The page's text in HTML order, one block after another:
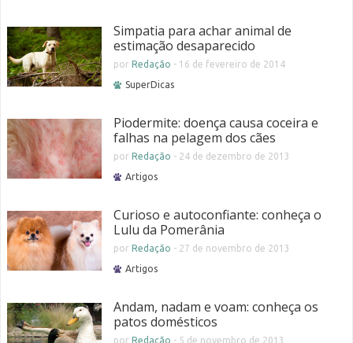
Simpatia para achar animal de
estimação desaparecido
por Redação - 16 de fevereiro de 2014
SuperDicas
Piodermite: doença causa coceira e
falhas na pelagem dos cães
por Redação - 24 de dezembro de 2013
Artigos
Curioso e autoconfiante: conheça o
Lulu da Pomerânia
por Redação - 27 de novembro de 2013
Artigos
Andam, nadam e voam: conheça os
patos domésticos
por Redação - 5 de novembro de 2013